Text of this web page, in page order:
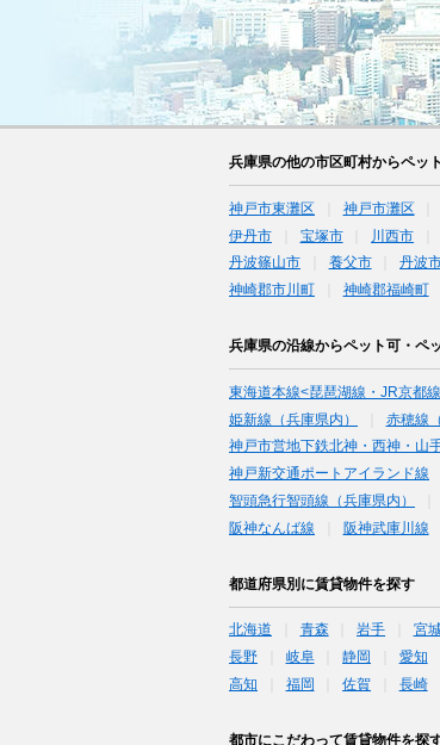
兵庫県の他の市区町村からペッ
神戸市東灘区 神戸市灘区
伊丹市
宝塚市 川西市
丹波篠山市
養父市 丹波
神崎郡市川町
神崎郡福崎町
兵庫県の沿線からペット可・ペ
東海道本線<琵琶湖線・JR京都
姫新線（兵庫県内）
赤穂線
神戸市営地下鉄北神・西神・山
神戸新交通ポートアイランド線
智頭急行智頭線（兵庫県内）
阪神なんば線
阪神武庫川線
都道府県別に賃貸物件を探す
北海道 青森 岩手 宮
長野
岐阜 静岡 愛知
高知
福岡 佐賀 長崎
都市にこだわって賃貸物件を探